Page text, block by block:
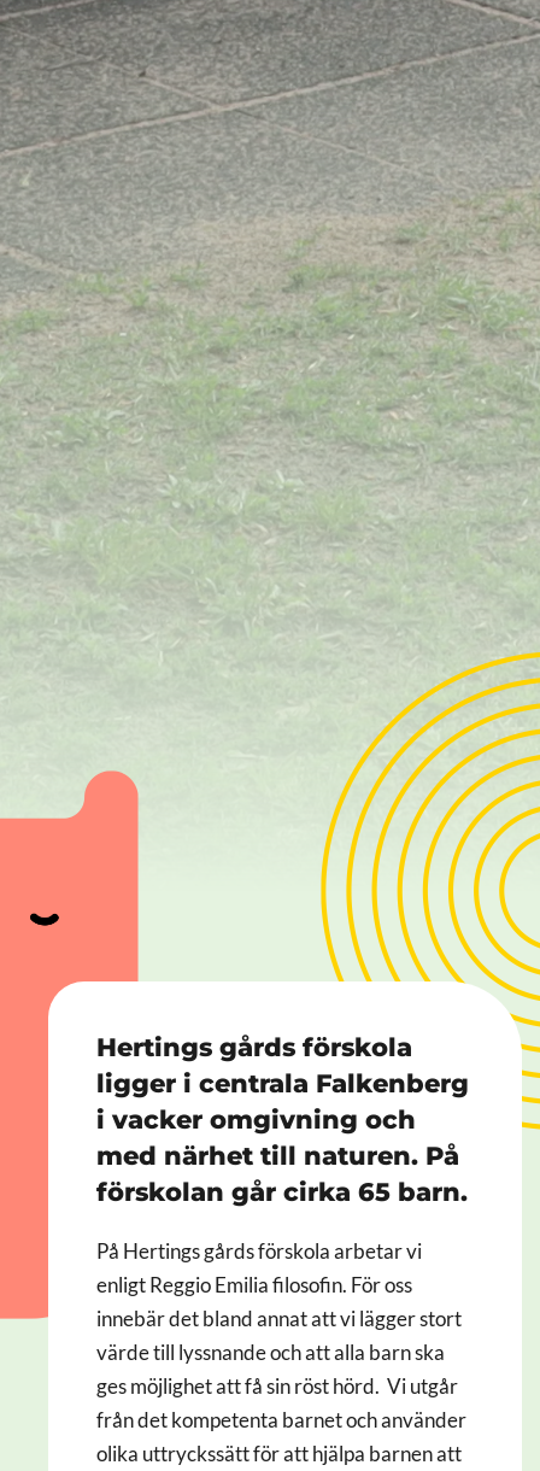
Hertings gårds förskola
ligger i centrala Falkenberg
i vacker omgivning och
med närhet till naturen. På
förskolan går cirka 65 barn.
På Hertings gårds förskola arbetar vi
enligt Reggio Emilia filosofin. För oss
innebär det bland annat att vi lägger stort
värde till lyssnande och att alla barn ska
ges möjlighet att få sin röst hörd. Vi utgår
från det kompetenta barnet och använder
olika uttryckssätt för att hjälpa barnen att